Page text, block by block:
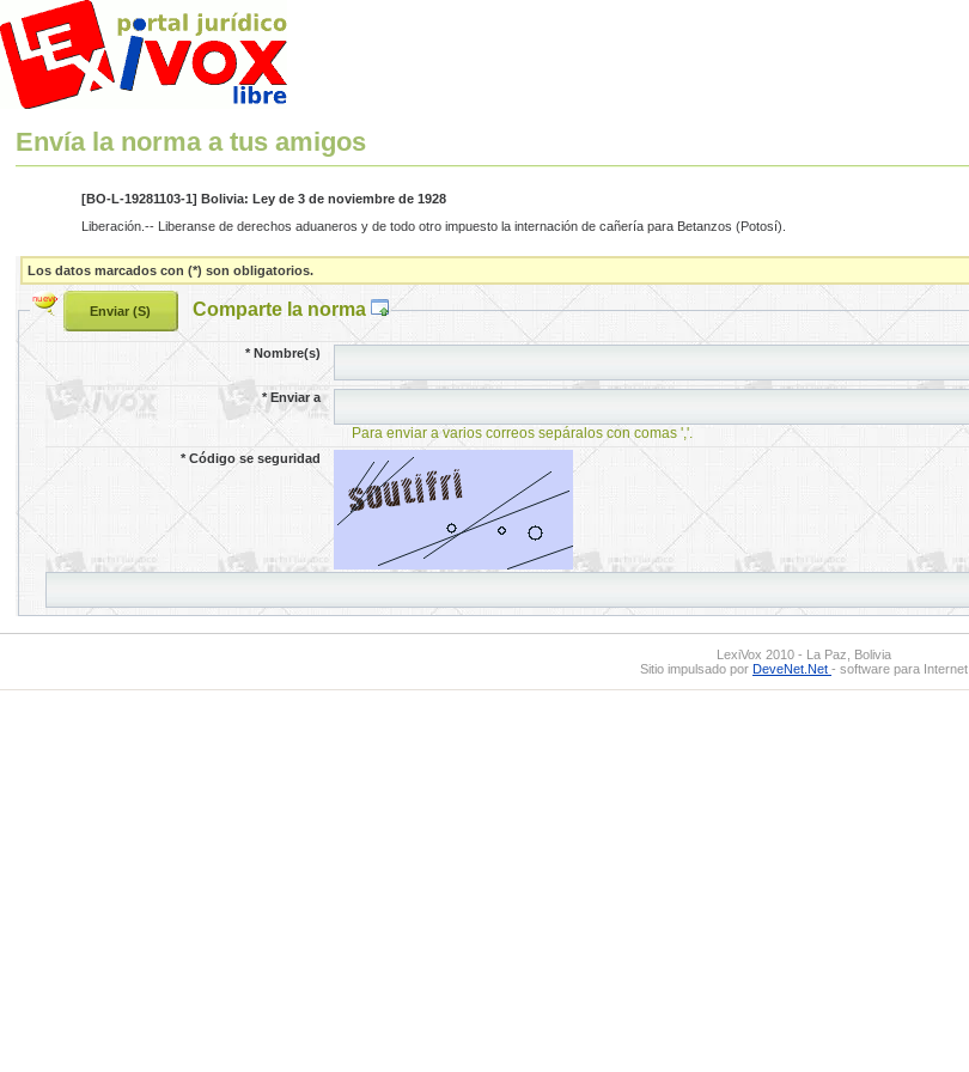
Envía la norma a tus amigos
[BO-L-19281103-1] Bolivia: Ley de 3 de noviembre de 1928
Liberación.-- Liberanse de derechos aduaneros y de todo otro impuesto la internación de cañería para Betanzos (Potosí).
Los datos marcados con (*) son obligatorios.
Comparte la norma
*Nombre(s)
*Enviar a
Para enviar a varios correos sepáralos con comas ','.
*Código se seguridad
LexiVox 2010 - La Paz, Bolivia
Sitio impulsado por DeveNet.Net - software para Internet